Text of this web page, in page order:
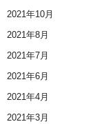
2021年10月
2021年8月
2021年7月
2021年6月
2021年4月
2021年3月